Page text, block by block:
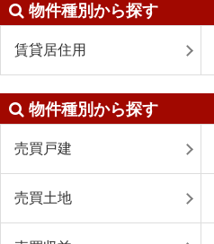
物件種別から探す
賃貸居住用
物件種別から探す
売買戸建
売買土地